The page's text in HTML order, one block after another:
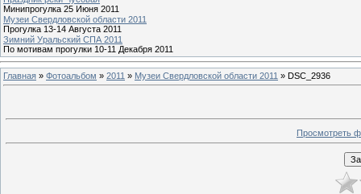
Минипрогулка 25 Июня 2011
Музеи Свердловской области 2011
Прогулка 13-14 Августа 2011
Зимний Уральский СПА 2011
По мотивам прогулки 10-11 Декабря 2011
Главная » Фотоальбом » 2011 » Музеи Свердловской области 2011 » DSC_2936
Просмотреть